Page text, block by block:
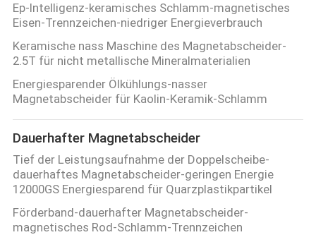
Ep-Intelligenz-keramisches Schlamm-magnetisches
Eisen-Trennzeichen-niedriger Energieverbrauch
Keramische nass Maschine des Magnetabscheider-
2.5T für nicht metallische Mineralmaterialien
Energiesparender Ölkühlungs-nasser
Magnetabscheider für Kaolin-Keramik-Schlamm
Dauerhafter Magnetabscheider
Tief der Leistungsaufnahme der Doppelscheibe-
dauerhaftes Magnetabscheider-geringen Energie
12000GS Energiesparend für Quarzplastikpartikel
Förderband-dauerhafter Magnetabscheider-
magnetisches Rod-Schlamm-Trennzeichen